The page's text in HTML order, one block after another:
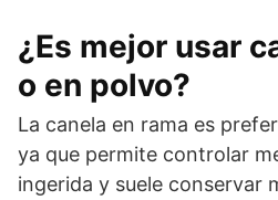
¿Es mejor usar
o en polvo?
La canela en rama es
ya que permite controlar
ingerida y suele conservar